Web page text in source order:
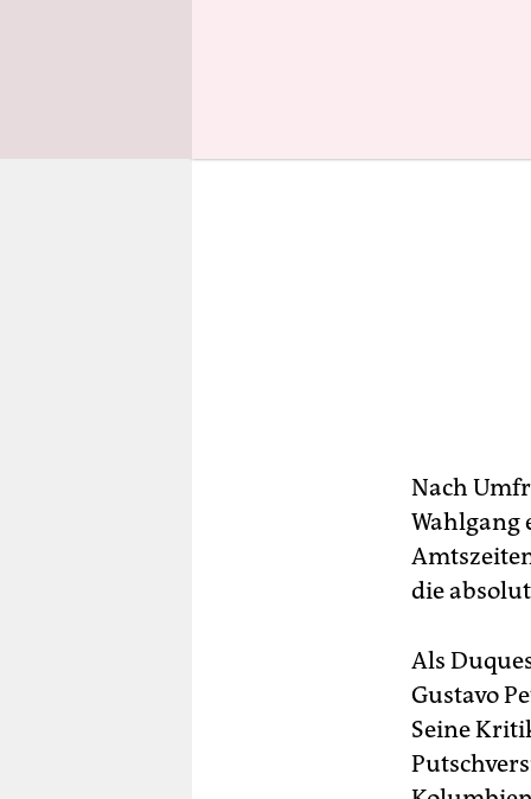
Nach
Wahlgang
die
Als
Gustavo
Seine